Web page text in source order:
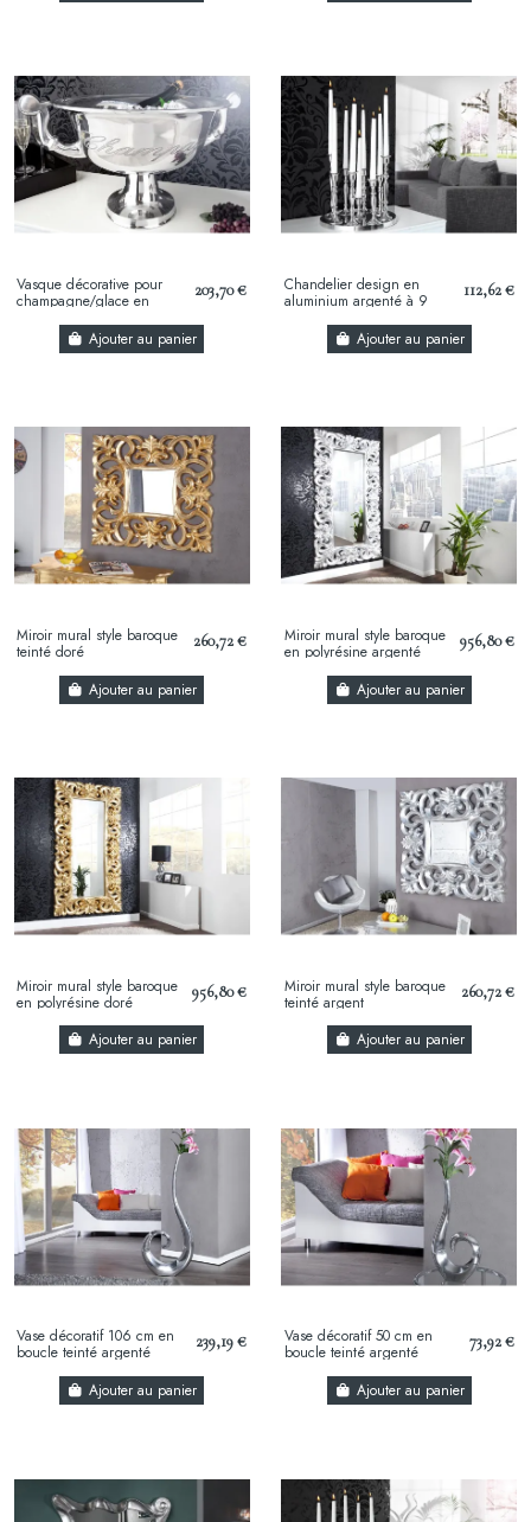
Vasque décorative pour
champagne/glace en
203,70 €
Ajouter au panier
Chandelier design en
aluminium argenté à 9
112,62 €
Ajouter au panier
Miroir mural style baroque
teinté doré
260,72 €
Ajouter au panier
Miroir mural style baroque
en polyrésine argenté
956,80 €
Ajouter au panier
Miroir mural style baroque
en polyrésine doré
956,80 €
Ajouter au panier
Miroir mural style baroque
teinté argent
260,72 €
Ajouter au panier
Vase décoratif 106 cm en
boucle teinté argenté
239,19 €
Ajouter au panier
Vase décoratif 50 cm en
boucle teinté argenté
73,92 €
Ajouter au panier